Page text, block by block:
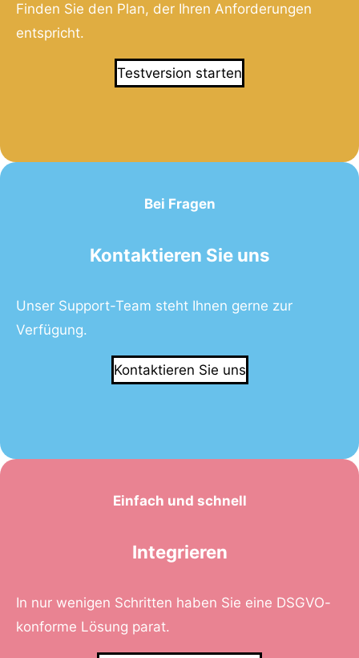
Finden Sie den Plan, der Ihren Anforderungen
entspricht.
Testversion starten
Bei Fragen
Kontaktieren Sie uns
Unser Support-Team steht Ihnen gerne zur
Verfügung.
Kontaktieren Sie uns
Einfach und schnell
Integrieren
In nur wenigen Schritten haben Sie eine DSGVO-
konforme Lösung parat.